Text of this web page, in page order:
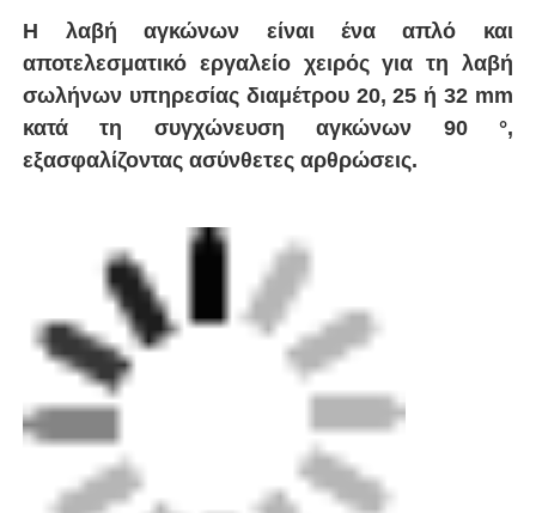
Γύρος εργοστασίων
Ποιοτικός έλεγχος
Ζητήστε ένα απόσπασμα
Μηχανή συγκόλλησης με πυρήνα
Μηχανή συγκόλλησης σωλήνων